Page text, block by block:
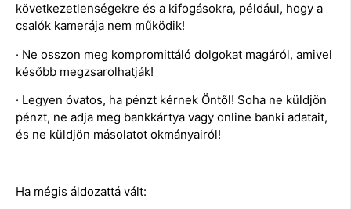
következetlenségekre és a kifogásokra, például, hogy a
csalók kamerája nem működik!
· Ne osszon meg kompromittáló dolgokat magáról, amivel
később megzsarolhatják!
· Legyen óvatos, ha pénzt kérnek Öntől! Soha ne küldjön
pénzt, ne adja meg bankkártya vagy online banki adatait,
és ne küldjön másolatot okmányairól!
Ha mégis áldozattá vált: